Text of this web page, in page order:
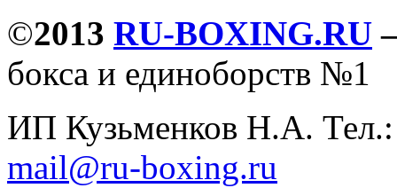
©2013 RU-BOXING.RU
бокса и единоборств №1
ИП Кузьменков Н.А.
mail@ru-boxing.ru